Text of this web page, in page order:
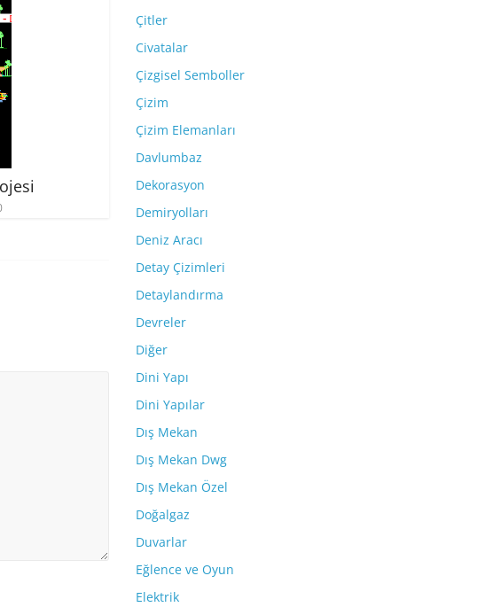
Çitler
Civatalar
Çizgisel Semboller
Çizim
Çizim Elemanları
Davlumbaz
Dekorasyon
Demiryolları
Deniz Aracı
Detay Çizimleri
Detaylandırma
Devreler
Diğer
Dini Yapı
Dini Yapılar
Dış Mekan
Dış Mekan Dwg
Dış Mekan Özel
Doğalgaz
Duvarlar
Eğlence ve Oyun
Elektrik